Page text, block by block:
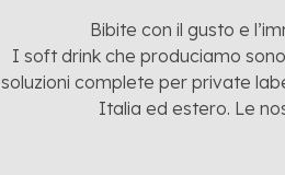
Bibite con il gusto e
I soft drink che produciamo
soluzioni complete per private
Italia ed estero. Le